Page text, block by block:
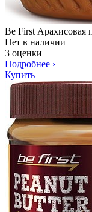
Be First Арахисовая
Нет в наличии
3 оценки
Подробнее ›
Купить